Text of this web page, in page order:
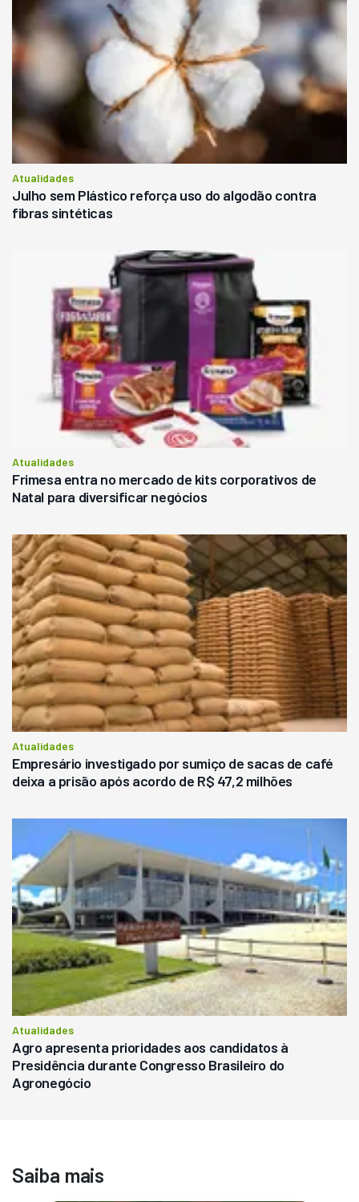
Atualidades
Julho sem Plástico reforça uso do algodão contra
fibras sintéticas
Atualidades
Frimesa entra no mercado de kits corporativos de
Natal para diversificar negócios
Atualidades
Empresário investigado por sumiço de sacas de café
deixa a prisão após acordo de R$ 47,2 milhões
Atualidades
Agro apresenta prioridades aos candidatos à
Presidência durante Congresso Brasileiro do
Agronegócio
Saiba mais